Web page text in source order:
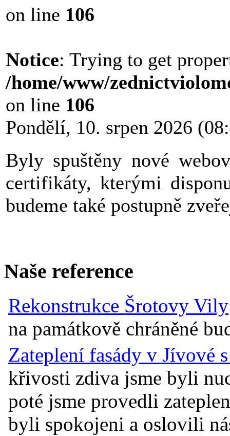
on line 106
Notice: Trying to get
/home/www/
on line 106
Pondělí, 10. srpen 2026
Byly spuštěny nové
certifikáty, kterými
budeme také postupně
Naše reference
Rekonstrukce Šrotovy Vily
na památkově chráněné
Zateplení fasády v Jívové
křivosti zdiva jsme byli
poté jsme provedli
byli spokojeni a oslovili